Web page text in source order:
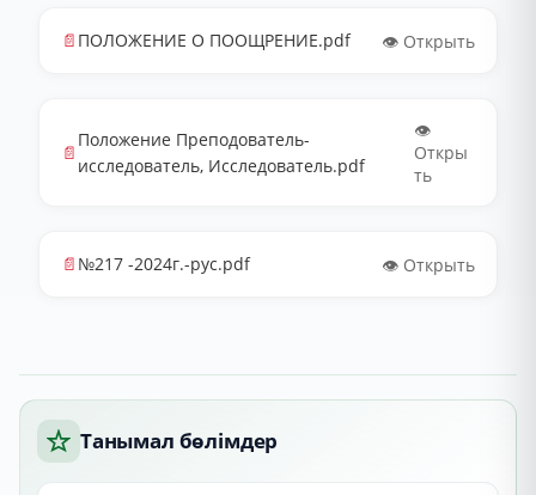
📄 ПОЛОЖЕНИЕ О ПООЩРЕНИЕ.pdf 👁️ Открыть
📄
Положение Преподователь-
исследователь, Исследователь.pdf
👁️
Откры
ть
📄 №217 -2024г.-рус.pdf 👁️ Открыть
Танымал бөлімдер